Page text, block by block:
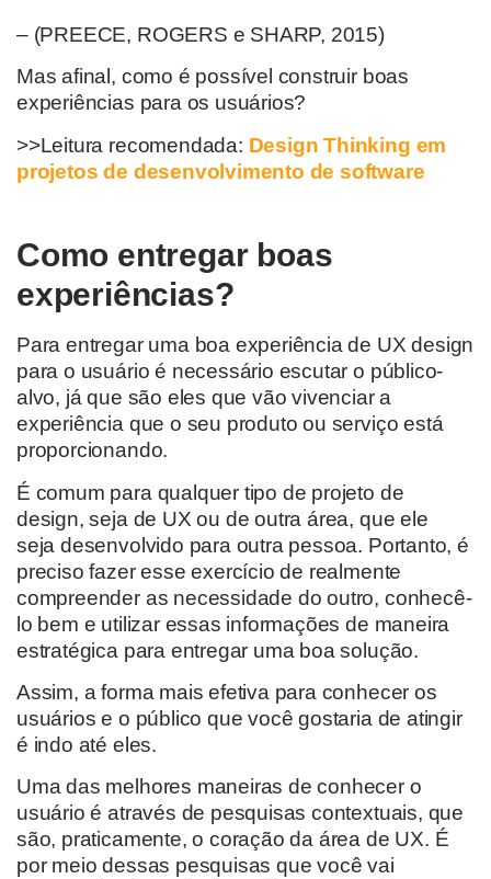
– (PREECE, ROGERS e SHARP, 2015)
Mas afinal, como é possível construir boas
experiências para os usuários?
>>Leitura recomendada: DesignThinking em
projetos de desenvolvimento de software
Como entregar boas
experiências?
Para entregar uma boa experiênciade UX design
para o usuário é necessário escutar o público-
alvo, já que são eles que vão vivenciar a
experiência que o seu produto ou serviço está
proporcionando.
É comum para qualquer tipo de projeto de
design, seja de UX ou de outra área, que ele
seja desenvolvido para outra pessoa. Portanto, é
preciso fazer esse exercíciode realmente
compreender as necessidade do outro, conhecê-
lo bem e utilizar essas informações de maneira
estratégica para entregar uma boa solução.
Assim, aforma mais efetiva para conhecer os
usuários e o público que você gostaria de atingir
é indo até eles.
Uma das melhores maneiras de conhecer o
usuário éatravés de pesquisas contextuais, que
são, praticamente, o coração da área de UX. É
por meio dessas pesquisas quevocê vai